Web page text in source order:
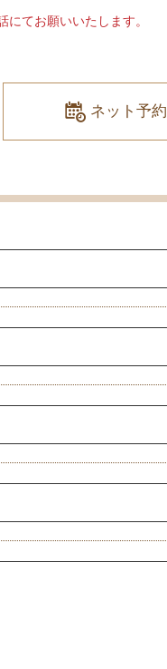
てお願いいたします。
ネット予約